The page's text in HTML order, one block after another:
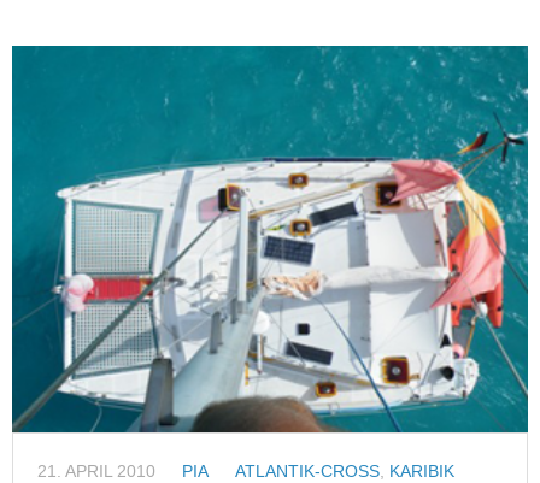
21. APRIL 2010 PIA ATLANTIK-CROSS, KARIBIK